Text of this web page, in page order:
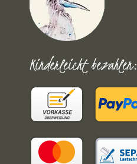
Kinderleicht bezahlen: